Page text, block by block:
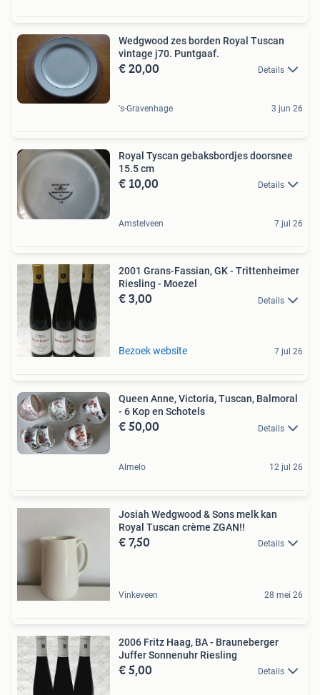
Wedgwood zes borden Royal Tuscan
vintage j70. Puntgaaf.
€ 20,00 Details
's-Gravenhage 3 jun 26
Royal Tyscan gebaksbordjes doorsnee
15.5 cm
€ 10,00 Details
Amstelveen 7 jul 26
2001 Grans-Fassian, GK - Trittenheimer
Riesling - Moezel
€ 3,00 Details
Bezoek website 7 jul 26
Queen Anne, Victoria, Tuscan, Balmoral
- 6 Kop en Schotels
€ 50,00 Details
Almelo 12 jul 26
Josiah Wedgwood & Sons melk kan
Royal Tuscan crème ZGAN!!
€ 7,50 Details
Vinkeveen 28 mei 26
2006 Fritz Haag, BA - Brauneberger
Juffer Sonnenuhr Riesling
€ 5,00 Details